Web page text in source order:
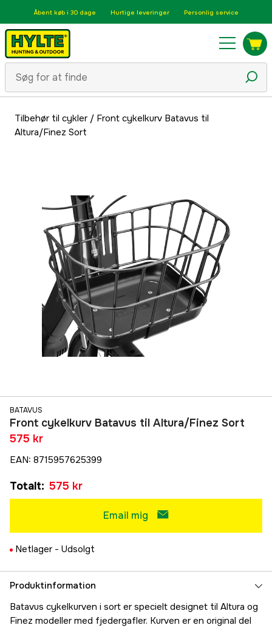
Åbent køb i 30 dage Hurtige leveringer Personlig service
Tilbehør til cykler/ Front cykelkurv Batavus til
Altura/Finez Sort
BATAVUS
Front cykelkurv Batavus til Altura/Finez Sort
575 kr
EAN: 8715957625399
Totalt: 575 kr
Email mig
Netlager - Udsolgt
Produktinformation
Batavus cykelkurven i sort er specielt designet til Altura og
Finez modeller med fjedergafler. Kurven er en original del